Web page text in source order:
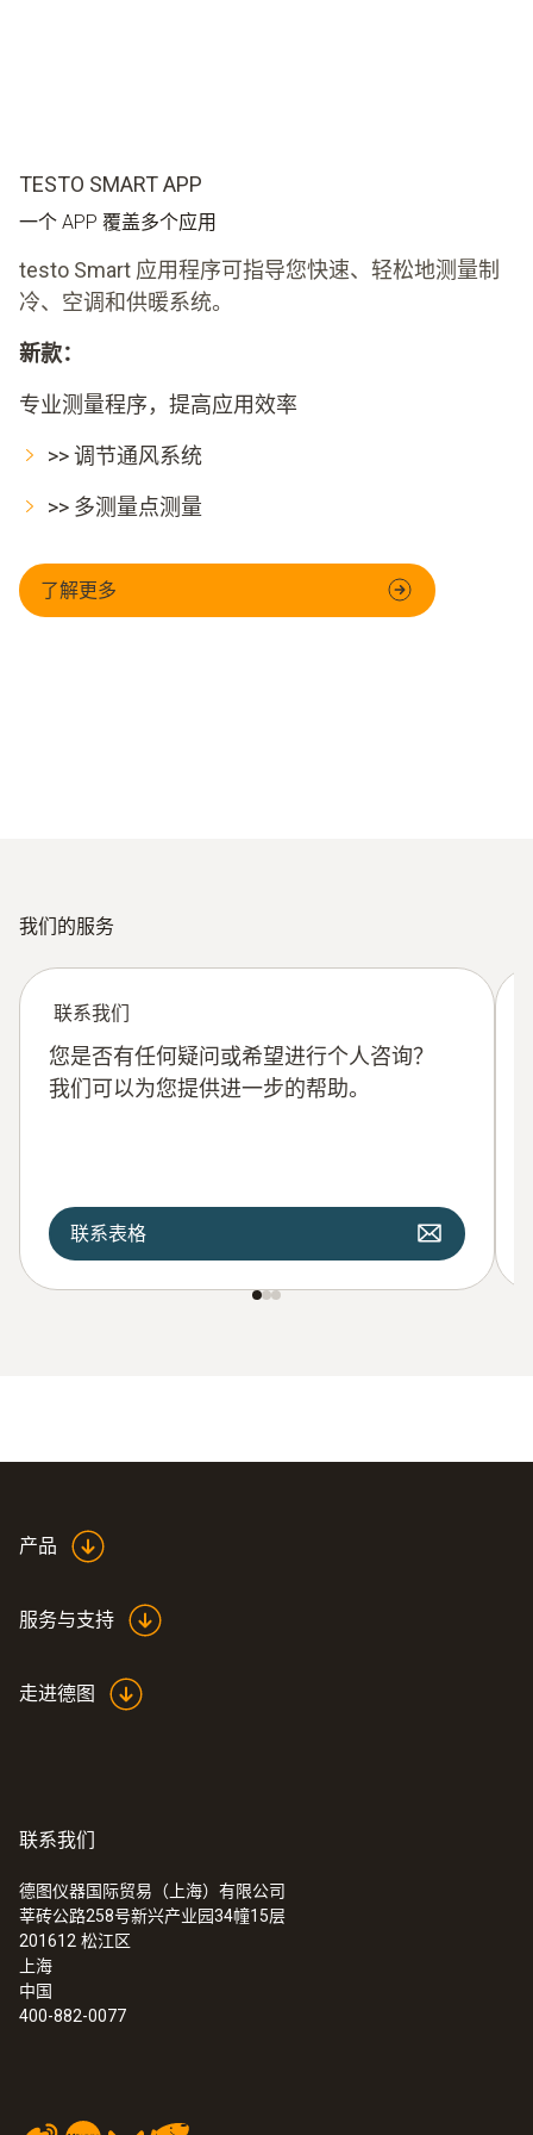
TESTO SMART APP
一个 APP 覆盖多个应用
testo Smart 应用程序可指导您快速、轻松地测量制
冷、空调和供暖系统。
新款：
专业测量程序，提高应用效率
>> 调节通风系统
>> 多测量点测量
了解更多
高效
我们的服务
联系我们
您是否有任何疑问或希望进行个人咨询？
我们可以为您提供进一步的帮助。
联系表格
产品
服务与支持
走进德图
联系我们
德图仪器国际贸易（上海）有限公司
莘砖公路258号新兴产业园34幢15层
201612 松江区
上海
中国
400-882-0077